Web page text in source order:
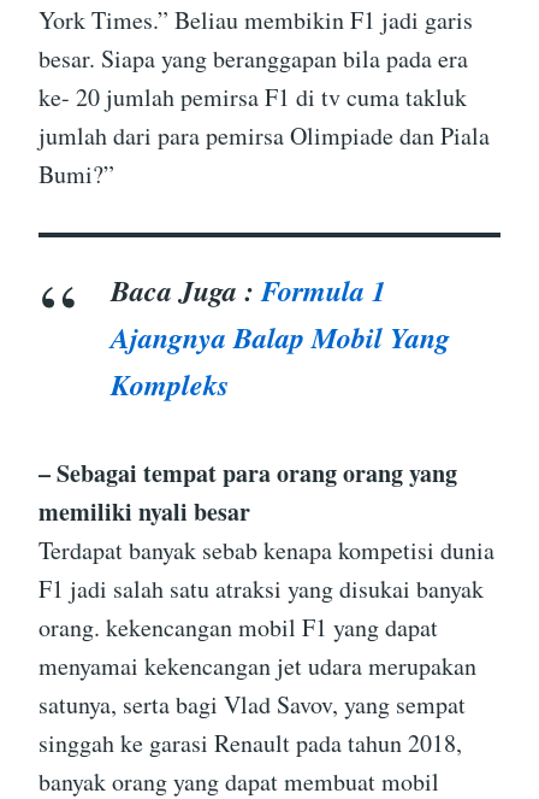
York Times.” Beliau membikin F1 jadi garis
besar. Siapa yang beranggapan bila pada era
ke- 20 jumlah pemirsa F1 di tv cuma takluk
jumlah dari para pemirsa Olimpiade dan Piala
Bumi?”
Baca Juga :Formula 1
Ajangnya Balap Mobil Yang
Kompleks
– Sebagai tempat para orang orang yang
memiliki nyali besar
Terdapat banyak sebab kenapa kompetisi dunia
F1 jadi salah satu atraksi yang disukai banyak
orang. kekencangan mobil F1 yang dapat
menyamai kekencangan jet udara merupakan
satunya, serta bagi Vlad Savov, yang sempat
singgah ke garasi Renault pada tahun 2018,
banyak orang yang dapat membuat mobil